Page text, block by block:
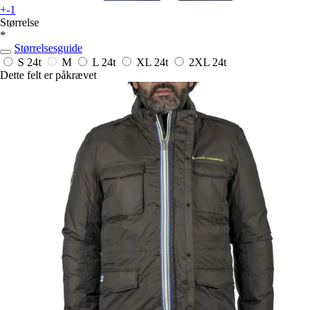
+-1
Størrelse
*
Størrelsesguide
S 24t M L 24t XL 24t 2XL 24t
Dette felt er påkrævet